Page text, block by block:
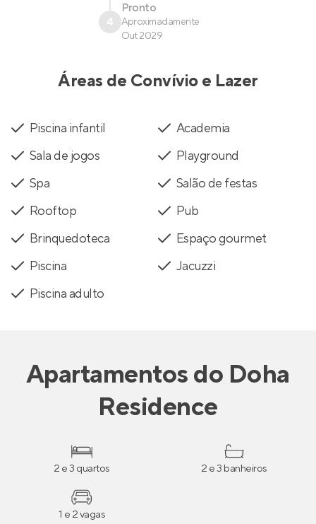
4
Pronto
Aproximadamente
Out 2029
Áreas de Convívio e Lazer
Piscina infantil
Academia
Sala de jogos
Playground
Spa
Salão de festas
Rooftop
Pub
Brinquedoteca
Espaço gourmet
Piscina
Jacuzzi
Piscina adulto
Apartamentosdo Doha
Residence
2 e 3 quartos 2 e 3 banheiros
1 e 2 vagas